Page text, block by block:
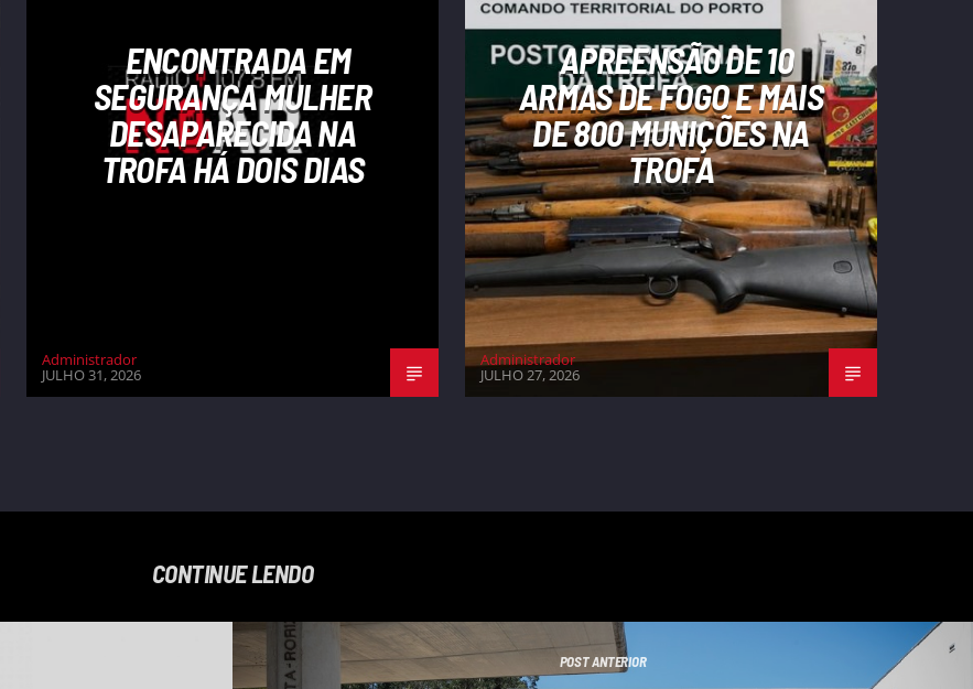
ENCONTRADA EM
SEGURANÇA MULHER
DESAPARECIDA NA
TROFA HÁ DOIS DIAS
Administrador
JULHO 31, 2026
APREENSÃO DE 10
ARMAS DE FOGO E MAIS
DE 800 MUNIÇÕES NA
TROFA
Administrador
JULHO 27, 2026
CONTINUE LENDO
POST ANTERIOR